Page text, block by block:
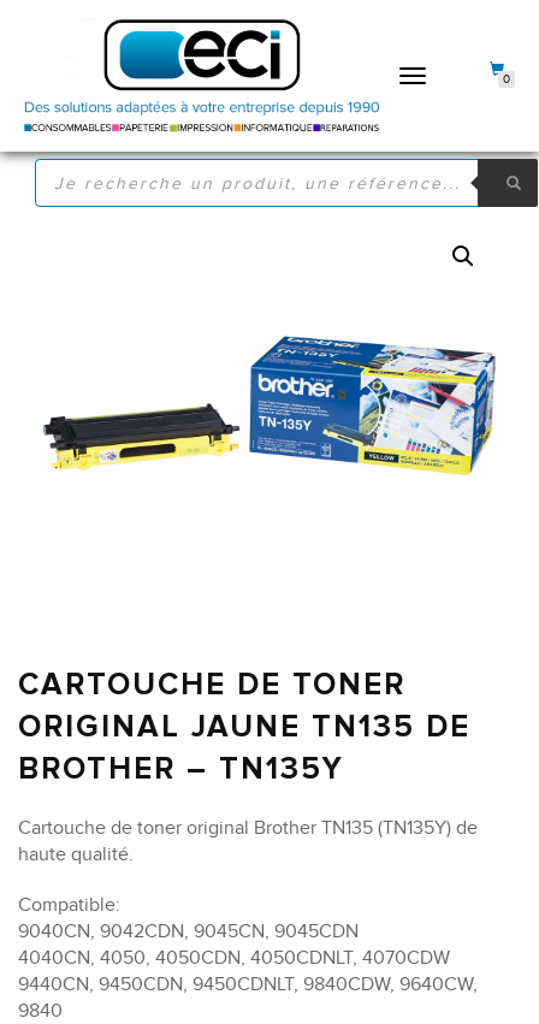
DÉPLIER
RECHERCHE
PRODUITS
0
CARTOUCHE DE TONER
ORIGINAL JAUNE TN135 DE
BROTHER – TN135Y
Cartouche de toner original Brother TN135 (TN135Y) de
haute qualité.
Compatible:
9040CN, 9042CDN, 9045CN, 9045CDN
4040CN, 4050, 4050CDN, 4050CDNLT, 4070CDW
9440CN, 9450CDN, 9450CDNLT, 9840CDW, 9640CW,
9840